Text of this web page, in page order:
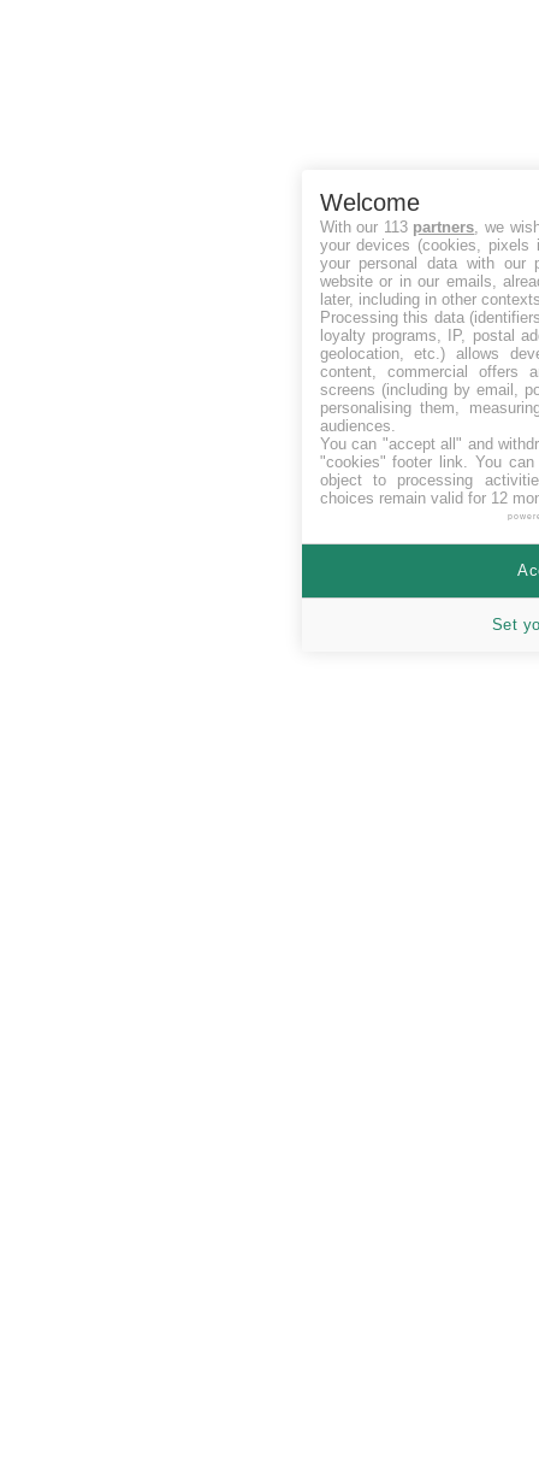
Welcome
With our 113 partners, we
your devices (cookies, pixels
your personal data with our
website or in our emails,
later, including in other
Processing this data
loyalty programs, IP, postal
geolocation, etc.) allows
content, commercial offers
screens (including by email,
personalising them,
audiences.
You can "accept all" and
"cookies" footer link. You can
object to processing
choices remain valid for 12
Set